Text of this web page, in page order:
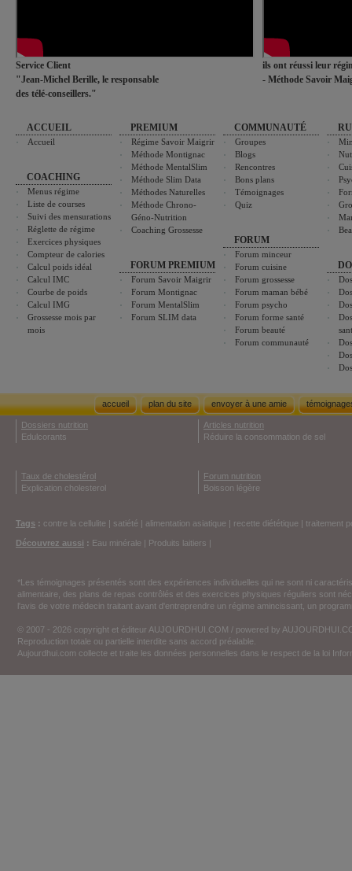
Service Client
"Jean-Michel Berille, le responsable
des télé-conseillers."
ils ont réussi leur
- Méthode Savoir
ACCUEIL
Accueil
COACHING
Menus régime
Liste de courses
Suivi des mensurations
Réglette de régime
Exercices physiques
Compteur de calories
Calcul poids idéal
Calcul IMC
Courbe de poids
Calcul IMG
Grossesse mois par
mois
PREMIUM
Régime Savoir Maigrir
Méthode Montignac
Méthode MentalSlim
Méthode Slim Data
Méthodes Naturelles
Méthode Chrono-
Géno-Nutrition
Coaching Grossesse
FORUM PREMIUM
Forum Savoir Maigrir
Forum Montignac
Forum MentalSlim
Forum SLIM data
COMMUNAUTÉ
Groupes
Blogs
Rencontres
Bons plans
Témoignages
Quiz
FORUM
Forum minceur
Forum cuisine
Forum grossesse
Forum maman bébé
Forum psycho
Forum forme santé
Forum beauté
Forum communauté
accueil plan du site envoyer à une amie
Dossiers nutrition
Edulcorants
Articles nutrition
Réduire la consommation de sel
Taux de cholestérol
Explication cholesterol
Forum nutrition
Boisson légère
Tags : contre la cellulite | satiété | alimentation asiatique | recette diététique | traitement
Découvrez aussi : Eau minérale | Produits laitiers |
*Les témoignages présentés sont des expériences individuelles qui ne sont ni
alimentaire, des plans de repas contrôlés et des exercices physiques réguliers sont
l'avis de votre médecin traitant avant d'entreprendre un régime amincissant, un
© 2007 - 2026 copyright et éditeur AUJOURDHUI.COM / powered by
Reproduction totale ou partielle interdite sans accord préalable.
Aujourdhui.com collecte et traite les données personnelles dans le respect de la loi